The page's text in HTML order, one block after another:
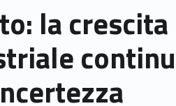
la crescita